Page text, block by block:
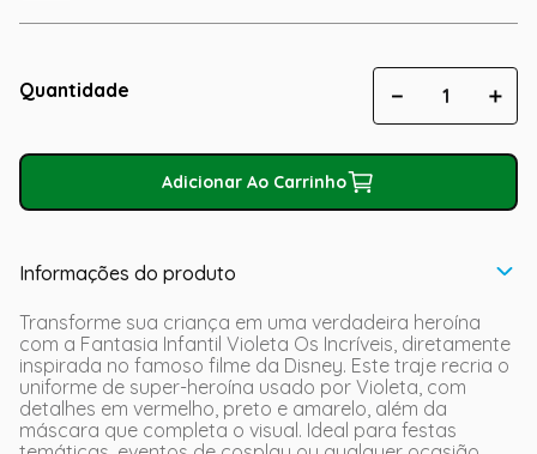
Quantidade ＋
－
Adicionar Ao Carrinho
Informações do produto
Transforme sua criança em uma verdadeira heroína
com a Fantasia Infantil Violeta Os Incríveis, diretamente
inspirada no famoso filme da Disney. Este traje recria o
uniforme de super-heroína usado por Violeta, com
detalhes em vermelho, preto e amarelo, além da
máscara que completa o visual. Ideal para festas